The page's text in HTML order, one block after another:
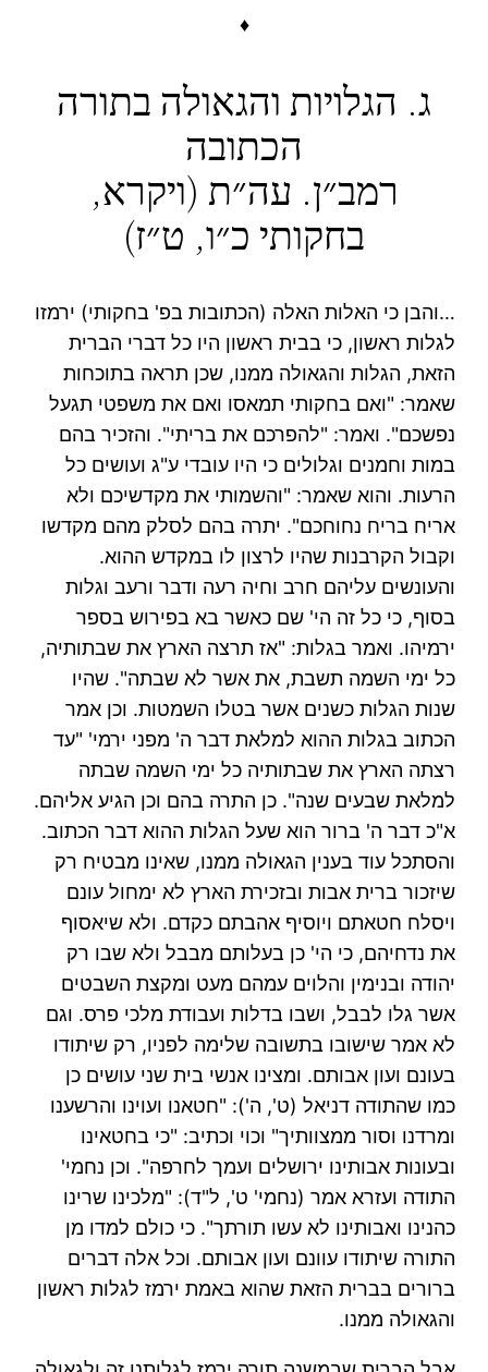
♦
ג. הגלויות והגאולה בתורה
הכתובה
רמב״ן. עה״ת (ויקרא,
בחקותי כ״ו, ט״ז)
…והבן כי האלות האלה (הכתובות בפ' בחקותי) ירמזו
לגלות ראשון, כי בבית ראשון היו כל דברי הברית
הזאת, הגלות והגאולה ממנו, שכן תראה בתוכחות
שאמר: "ואם בחקותי תמאסו ואם את משפטי תגעל
נפשכם". ואמר: "להפרכם את בריתי". והזכיר בהם
במות וחמנים וגלולים כי היו עובדי ע"ג ועושים כל
הרעות. והוא שאמר: "והשמותי את מקדשיכם ולא
אריח בריח נחוחכם". יתרה בהם לסלק מהם מקדשו
וקבול הקרבנות שהיו לרצון לו במקדש ההוא.
והעונשים עליהם חרב וחיה רעה ודבר ורעב וגלות
בסוף, כי כל זה הי' שם כאשר בא בפירוש בספר
ירמיהו. ואמר בגלות: "אז תרצה הארץ את שבתותיה,
כל ימי השמה תשבת, את אשר לא שבתה". שהיו
שנות הגלות כשנים אשר בטלו השמטות. וכן אמר
הכתוב בגלות ההוא למלאת דבר ה' מפני ירמי' "עד
רצתה הארץ את שבתותיה כל ימי השמה שבתה
למלאת שבעים שנה". כן התרה בהם וכן הגיע אליהם.
א"כ דבר ה' ברור הוא שעל הגלות ההוא דבר הכתוב.
והסתכל עוד בענין הגאולה ממנו, שאינו מבטיח רק
שיזכור ברית אבות ובזכירת הארץ לא ימחול עונם
ויסלח חטאתם ויוסיף אהבתם כקדם. ולא שיאסוף
את נדחיהם, כי הי' כן בעלותם מבבל ולא שבו רק
יהודה ובנימין והלוים עמהם מעט ומקצת השבטים
אשר גלו לבבל, ושבו בדלות ועבודת מלכי פרס. וגם
לא אמר שישובו בתשובה שלימה לפניו, רק שיתודו
בעונם ועון אבותם. ומצינו אנשי בית שני עושים כן
כמו שהתודה דניאל (ט', ה'): "חטאנו ועוינו והרשענו
ומרדנו וסור ממצוותיך" וכוי וכתיב: "כי בחטאינו
ובעונות אבותינו ירושלים ועמך לחרפה". וכן נחמי'
התודה ועזרא אמר (נחמי' ט', ל"ד): "מלכינו שרינו
כהנינו ואבותינו לא עשו תורתך". כי כולם למדו מן
התורה שיתודו עוונם ועון אבותם. וכל אלה דברים
ברורים בברית הזאת שהוא באמת ירמז לגלות ראשון
והגאולה ממנו.